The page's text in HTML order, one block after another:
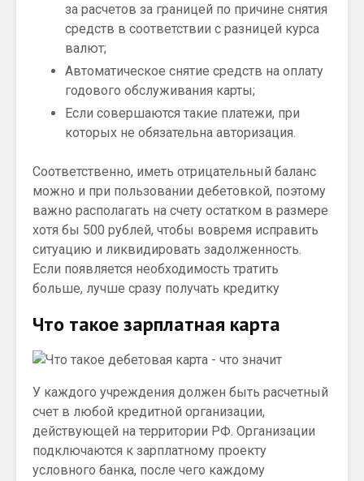
за расчетов за границей по причине снятия
средств в соответствии с разницей курса
валют;
Автоматическое снятие средств на оплату
годового обслуживания карты;
Если совершаются такие платежи, при
которых не обязательна авторизация.
Соответственно, иметь отрицательный баланс
можно и при пользовании дебетовкой, поэтому
важно располагать на счету остатком в размере
хотя бы 500 рублей, чтобы вовремя исправить
ситуацию и ликвидировать задолженность.
Если появляется необходимость тратить
больше, лучше сразу получать кредитку
Что такое зарплатная карта
У каждого учреждения должен быть расчетный
счет в любой кредитной организации,
действующей на территории РФ. Организации
подключаются к зарплатному проекту
условного банка, после чего каждому